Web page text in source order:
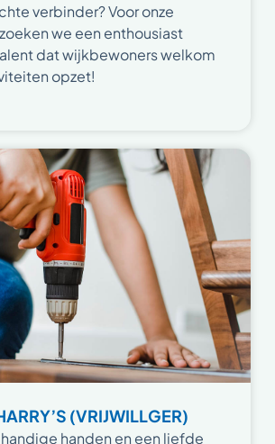
verbinder? Voor onze
we een enthousiast
dat wijkbewoners welkom
opzet!
(VRIJWILLGER)
handen en een liefde